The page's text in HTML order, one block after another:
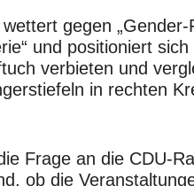
wettert gegen „Gender-
und positioniert
verbieten und
in rechten
Frage an die CDU-
ob die